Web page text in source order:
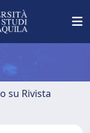
su Rivista